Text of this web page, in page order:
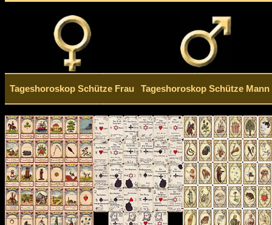
Tageshoroskop Schütze Frau Tageshoroskop Schütze Mann